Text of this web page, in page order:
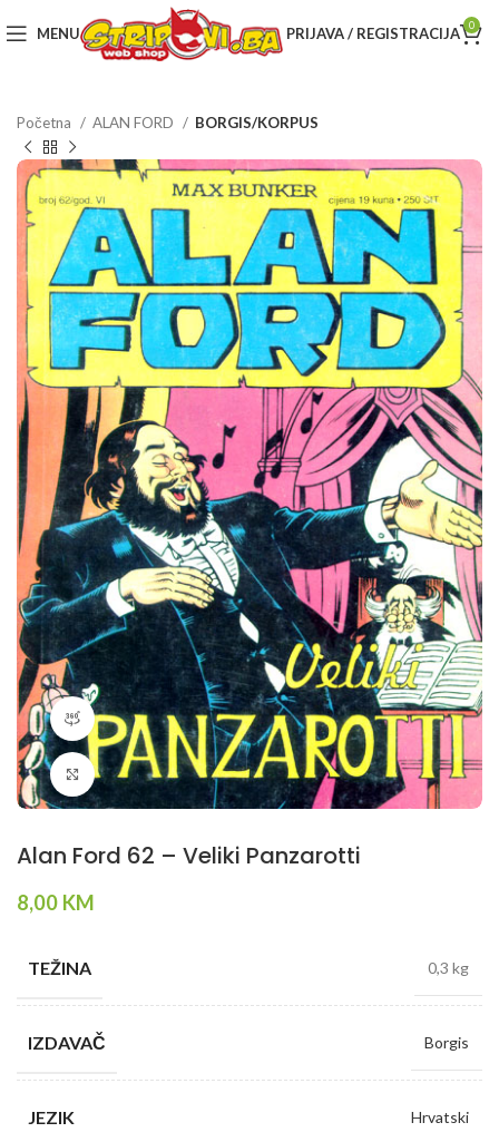
MENU PRIJAVA / REGISTRACIJA 0
Početna ALAN FORD BORGIS/KORPUS
360 product view
Klikni da povečaš
Alan Ford 62 – Veliki Panzarotti
8,00 KM
TEŽINA 0,3 kg
IZDAVAČ Borgis
JEZIK Hrvatski